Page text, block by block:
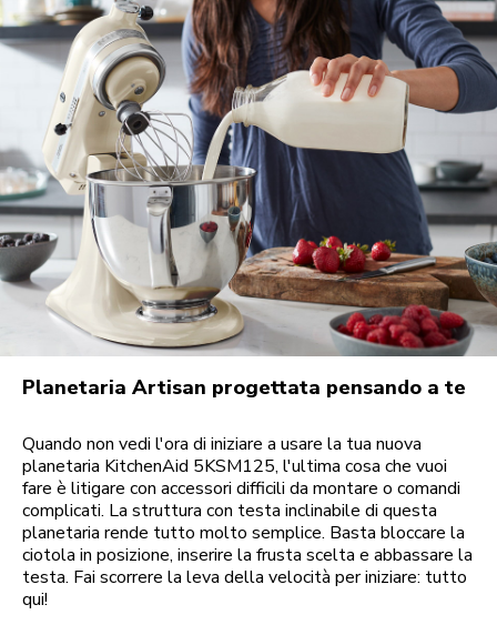
Planetaria Artisan progettata pensando a te
Quando non vedi l'ora di iniziare a usare la tua nuova
planetaria KitchenAid 5KSM125, l'ultima cosa che vuoi
fare è litigare con accessori difficili da montare o comandi
complicati. La struttura con testa inclinabile di questa
planetaria rende tutto molto semplice. Basta bloccare la
ciotola in posizione, inserire la frusta scelta e abbassare la
testa. Fai scorrere la leva della velocità per iniziare: tutto
qui!